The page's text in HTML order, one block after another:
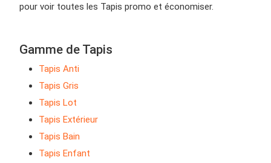
pour voir toutes les Tapis promo et économiser.
Gamme de Tapis
Tapis Anti
Tapis Gris
Tapis Lot
Tapis Extérieur
Tapis Bain
Tapis Enfant